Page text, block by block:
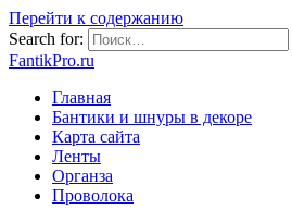
Перейти к содержанию
Search for:
FantikPro.ru
Главная
Бантики и шнуры в декоре
Карта сайта
Ленты
Органза
Проволока